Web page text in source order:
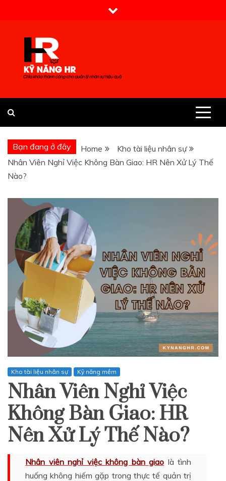
Kỹ Năng HR
Bạn đang ở đây Home
Kho tài liệu nhân sự
Nhân Viên Nghỉ Việc Không Bàn Giao: HR Nên Xử Lý Thế
Nào?
Kho tài liệu nhân sự Kỹ năng mềm
Nhân Viên Nghỉ Việc
Không Bàn Giao: HR
Nên Xử Lý Thế Nào?
Nhân viên nghỉ việc không bàn giao là tình
huống không hiếm gặp trong thực tế quản trị